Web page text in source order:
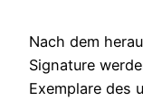
Nach dem
Signature
Exemplare des